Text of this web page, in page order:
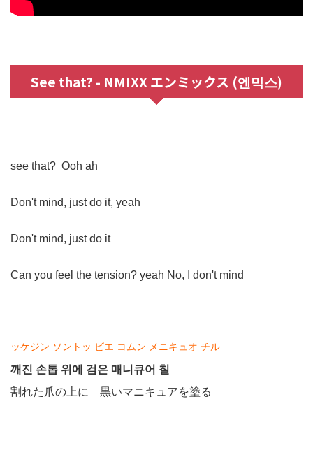
See that? - NMIXX エンミックス (엔믹스)
see that? Ooh ah
Don't mind, just do it, yeah
Don't mind, just do it
Can you feel the tension? yeah No, I don't mind
ッケジン ソントッ ビエ コムン メニキュオ チル
깨진 손톱 위에 검은 매니큐어 칠
割れた爪の上に 黒いマニキュアを塗る